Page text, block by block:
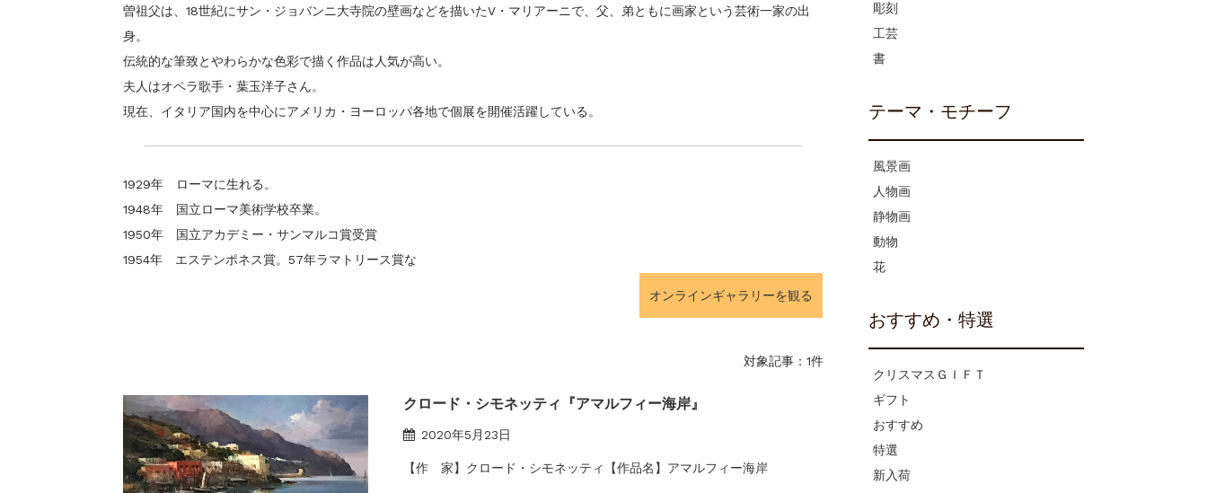
曽祖父は、18世紀にサン・ジョバンニ大寺院の壁画などを描いたV・マリアーニで、父、弟ともに画家という芸術一家の出
身。
伝統的な筆致とやわらかな色彩で描く作品は人気が高い。
夫人はオペラ歌手・葉玉洋子さん。
現在、イタリア国内を中心にアメリカ・ヨーロッパ各地で個展を開催活躍している。
1929年 ローマに生れる。
1948年 国立ローマ美術学校卒業。
1950年 国立アカデミー・サンマルコ賞受賞
1954年 エステンポネス賞。57年ラマトリース賞な
オンラインギャラリーを観る
対象記事：1件
クロード・シモネッティ『アマルフィー海岸』
2020年5月23日
【作 家】クロード・シモネッティ【作品名】アマルフィー海岸
彫刻
工芸
書
テーマ・モチーフ
風景画
人物画
静物画
動物
花
おすすめ・特選
クリスマスＧＩＦＴ
ギフト
おすすめ
特選
新入荷